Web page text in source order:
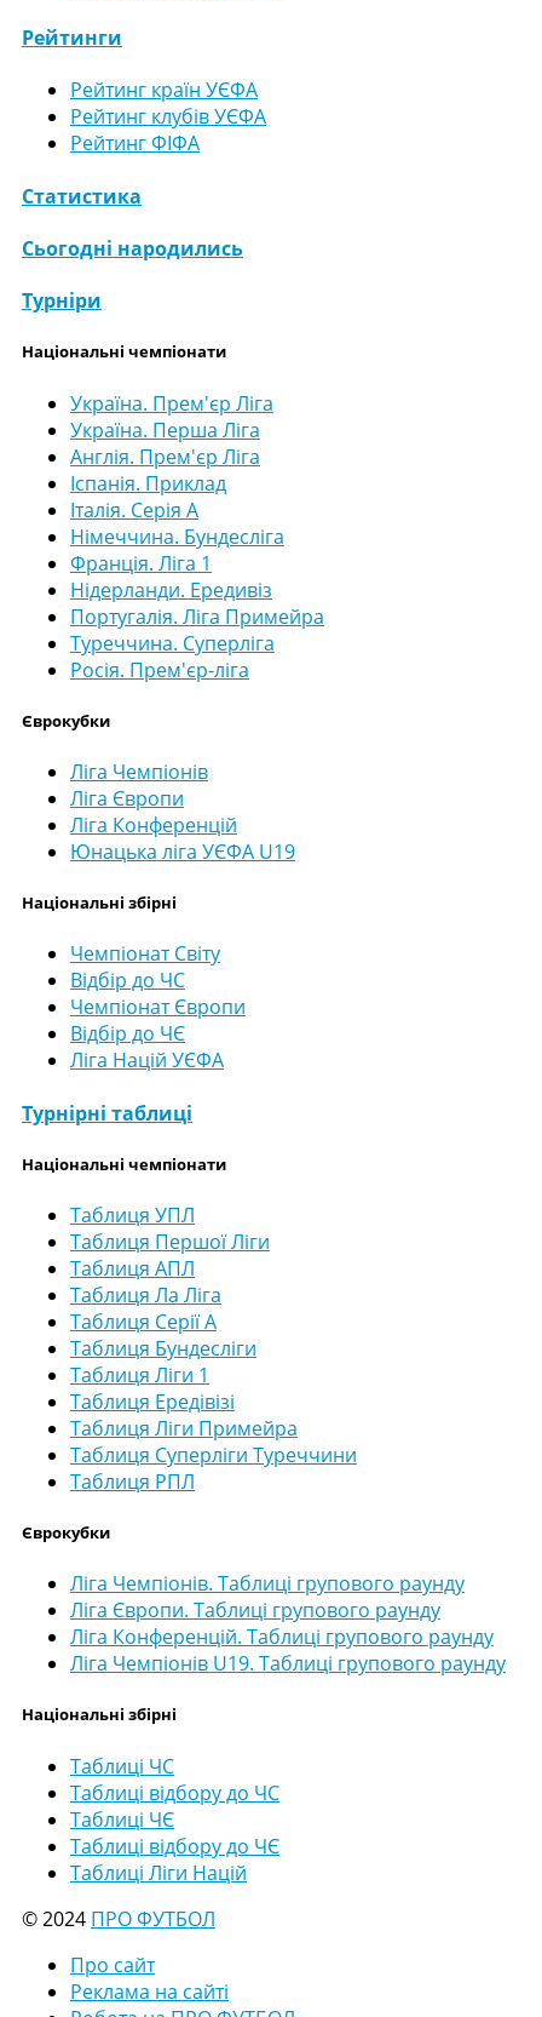
Рейтинги
Рейтинг країн УЄФА
Рейтинг клубів УЄФА
Рейтинг ФІФА
Статистика
Сьогодні народились
Турніри
Національні чемпіонати
Україна. Прем'єр Ліга
Україна. Перша Ліга
Англія. Прем'єр Ліга
Іспанія. Приклад
Італія. Серія А
Німеччина. Бундесліга
Франція. Ліга 1
Нідерланди. Ередивіз
Португалія. Ліга Примейра
Туреччина. Суперліга
Росія. Прем'єр-ліга
Єврокубки
Ліга Чемпіонів
Ліга Європи
Ліга Конференцій
Юнацька ліга УЄФА U19
Національні збірні
Чемпіонат Світу
Відбір до ЧС
Чемпіонат Європи
Відбір до ЧЄ
Ліга Націй УЄФА
Турнірні таблиці
Національні чемпіонати
Таблиця УПЛ
Таблиця Першої Ліги
Таблиця АПЛ
Таблиця Ла Ліга
Таблиця Серії А
Таблиця Бундесліги
Таблиця Ліги 1
Таблиця Ередівізі
Таблиця Ліги Примейра
Таблиця Суперліги Туреччини
Таблиця РПЛ
Єврокубки
Ліга Чемпіонів. Таблиці групового раунду
Ліга Європи. Таблиці групового раунду
Ліга Конференцій. Таблиці групового раунду
Ліга Чемпіонів U19. Таблиці групового раунду
Національні збірні
Таблиці ЧС
Таблиці відбору до ЧС
Таблиці ЧЄ
Таблиці відбору до ЧЄ
Таблиці Ліги Націй
© 2024 ПРО ФУТБОЛ
Про сайт
Реклама на сайті